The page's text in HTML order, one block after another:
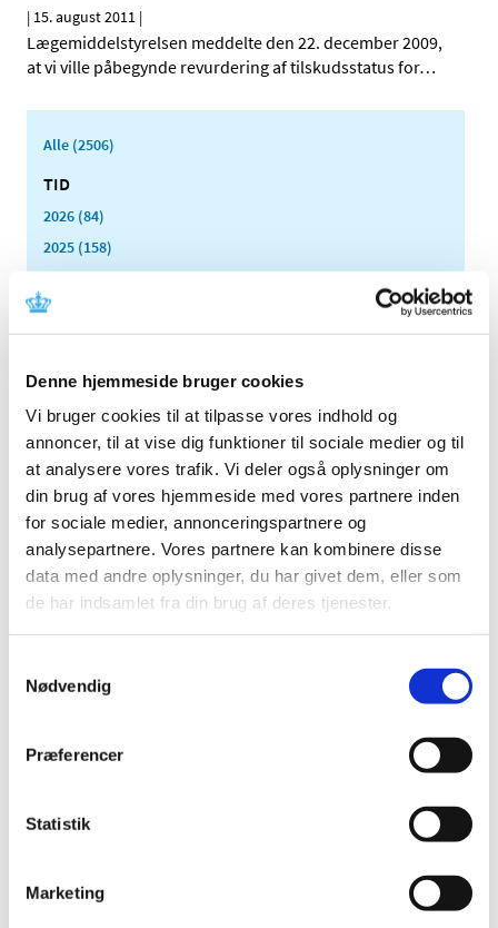
Denne hjemmeside bruger cookies
Vi bruger cookies til at tilpasse vores indhold og
annoncer, til at vise dig funktioner til sociale medier og til
at analysere vores trafik. Vi deler også oplysninger om
din brug af vores hjemmeside med vores partnere inden
for sociale medier, annonceringspartnere og
analysepartnere. Vores partnere kan kombinere disse
data med andre oplysninger, du har givet dem, eller som
de har indsamlet fra din brug af deres tjenester.
Nødvendig
Præferencer
Statistik
Marketing
| 15. august 2011 |
Lægemiddelstyrelsen meddelte den 22. december 2009,
at vi ville påbegynde revurdering af tilskudsstatus for…
Alle (2506)
TID
2026 (84)
2025 (158)
2024 (224)
2023 (195)
2022 (197)
2021 (516)
2019 (159)
2018 (150)
2017 (167)
2016 (167)
2015 (33)
2011 (13)
juli (1)
maj (2)